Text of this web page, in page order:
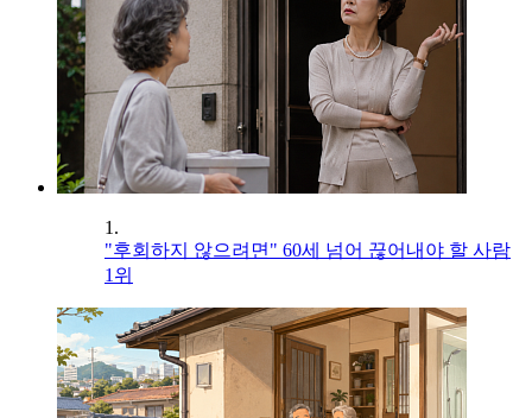
1.
"후회하지 않으려면" 60세 넘어 끊어내야 할 사람
1위